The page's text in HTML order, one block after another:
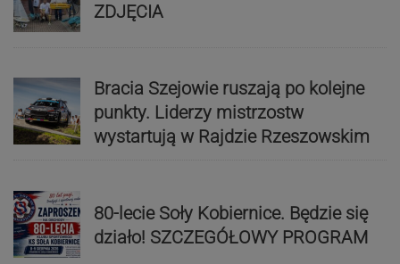
ZDJĘCIA
Bracia Szejowie ruszają po kolejne
punkty. Liderzy mistrzostw
wystartują w Rajdzie Rzeszowskim
80-lecie Soły Kobiernice. Będzie się
działo! SZCZEGÓŁOWY PROGRAM